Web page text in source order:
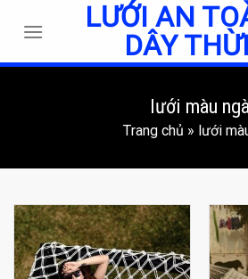
LƯỚI AN
DÂY
lưới màu ngà
Trang chủ » lưới